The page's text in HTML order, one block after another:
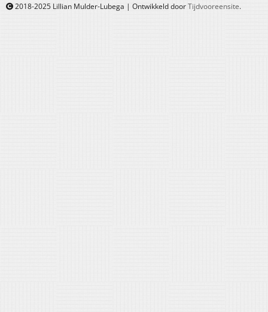
2018-2025 Lillian Mulder-Lubega | Ontwikkeld doorTijdvooreensite.